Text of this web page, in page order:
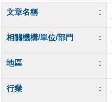
文章名稱 :
相關機構/單位/部門 :
地區 :
行業 :